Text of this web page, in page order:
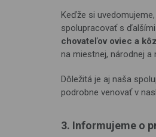
Keďže si
spolupracovať s
chovateľov oviec a
na miestnej, národnej a
Dôležitá je aj naša
podrobne venovať v
3. Informujeme o